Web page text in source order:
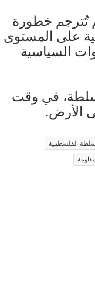
تُترجم خطورة
على المستوى
السياسية
في وقت
الأرض.
الفلسطينية